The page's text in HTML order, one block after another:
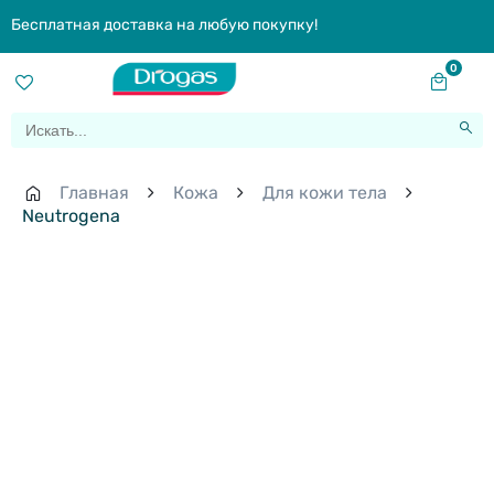
Бесплатная доставка на любую покупку!
0
Главная Кожа
Для кожи тела
Neutrogena